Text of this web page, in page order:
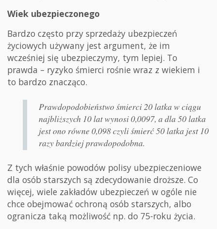
Wiek ubezpieczonego
Bardzo często przy sprzedaży ubezpieczeń
życiowych używany jest argument, że im
wcześniej się ubezpieczymy, tym lepiej. To
prawda – ryzyko śmierci rośnie wraz z wiekiem i
to bardzo znacząco.
Prawdopodobieństwo śmierci 20 latka w ciągu
najbliższych 10 lat wynosi 0,0097, a dla 50 latka
jest ono równe 0,098 czyli śmierć 50 latka jest 10
razy bardziej prawdopodobna.
Z tych właśnie powodów polisy ubezpieczeniowe
dla osób starszych są zdecydowanie droższe. Co
więcej, wiele zakładów ubezpieczeń w ogóle nie
chce obejmować ochroną osób starszych, albo
ogranicza taką możliwość np. do 75-roku życia.